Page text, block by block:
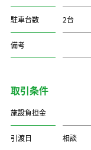
駐車台数 2台
備考
取引条件
施設負担金
引渡日 相談